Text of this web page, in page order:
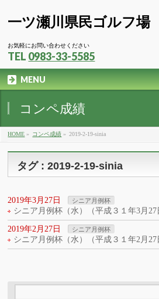
一ツ瀬川県民ゴルフ場
お気軽にお問い合わせください
TEL 0983-33-5585
MENU
コンペ成績
HOME » コンペ成績 » 2019-2-19-sinia
タグ : 2019-2-19-sinia
2019年3月27日 シニア月例杯
シニア月例杯（水）（平成３１年3月27
2019年2月27日 シニア月例杯
シニア月例杯（水）（平成３１年2月27